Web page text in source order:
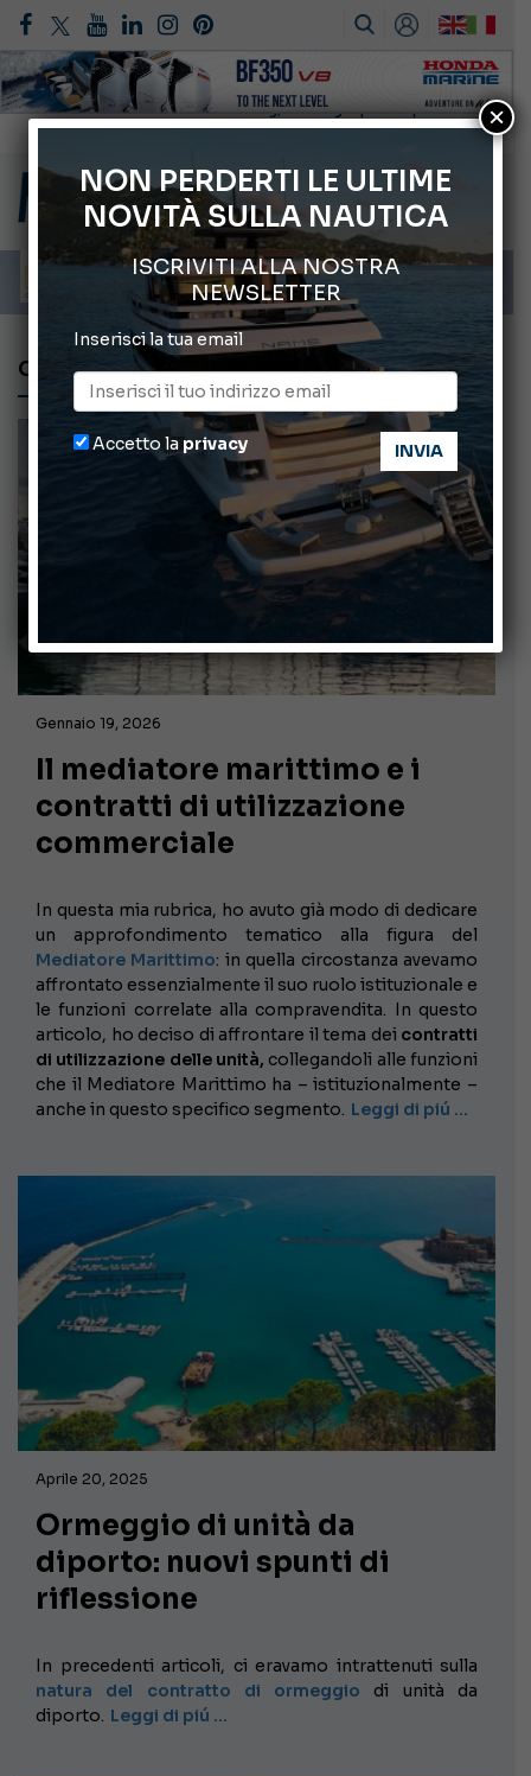
Gommoni Callegari acquisisce Geniuss
66° Salone Nautico Internazionale di Genova
Svelati i Mondiali di Wakeboard 2026
Cannes Yachting Festival 2026: tutte le novità attese a settembre
Montecristo Yachting, l’orologio per il diportista
CONTRATTO
Gennaio 19, 2026
Il mediatore marittimo e i
contratti di utilizzazione
commerciale
In questa mia rubrica, ho avuto già modo di dedicare
un approfondimento tematico alla figura del
Mediatore Marittimo: in quella circostanza avevamo
affrontato essenzialmente il suo ruolo istituzionale e
le funzioni correlate alla compravendita. In questo
articolo, ho deciso di affrontare il tema dei contratti
di utilizzazione delle unità, collegandoli alle funzioni
che il Mediatore Marittimo ha – istituzionalmente –
anche in questo specifico segmento. Leggi di piú …
Aprile 20, 2025
Ormeggio di unità da
diporto: nuovi spunti di
riflessione
In precedenti articoli, ci eravamo intrattenuti sulla
natura del contratto di ormeggio di unità da
diporto. Leggi di piú …
NON PERDERTI LE ULTIME
NOVITÀ SULLA NAUTICA
ISCRIVITI ALLA NOSTRA
NEWSLETTER
Inserisci la tua email
Accetto la privacy
×